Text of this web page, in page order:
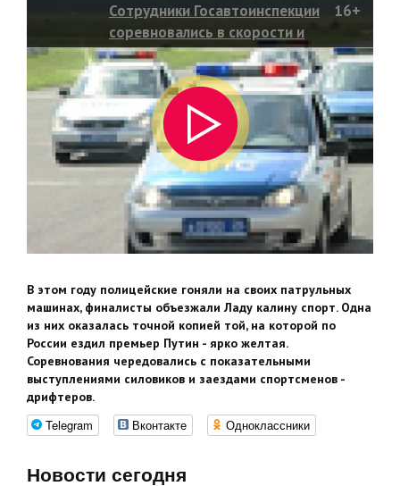
Сотрудники Госавтоинспекции
соревновались в скорости и
мастерстве вождения
16+
В этом году полицейские гоняли на своих патрульных
машинах, финалисты объезжали Ладу калину спорт. Одна
из них оказалась точной копией той, на которой по
России ездил премьер Путин - ярко желтая.
Соревнования чередовались с показательными
выступлениями силовиков и заездами спортсменов -
дрифтеров.
Telegram Вконтакте Одноклассники
Новости сегодня